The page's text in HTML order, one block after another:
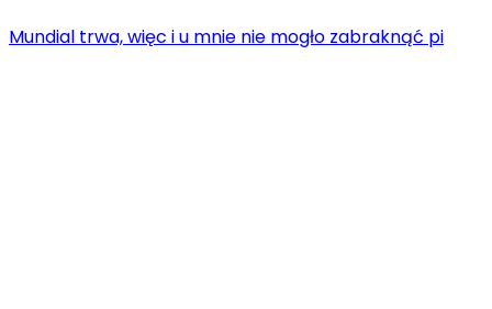
Mundial trwa, więc i u mnie nie mogło zabraknąć pi